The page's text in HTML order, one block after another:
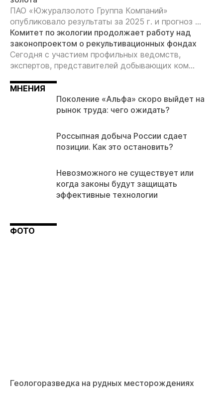
ПАО «Южуралзолото Группа Компаний»
опубликовало результаты за 2025 г. и прогноз ...
Комитет по экологии продолжает работу над
законопроектом о рекультивационных фондах
Сегодня с участием профильных ведомств,
экспертов, представителей добывающих ком...
МНЕНИЯ
Поколение «Альфа» скоро выйдет на
рынок труда: чего ожидать?
Россыпная добыча России сдает
позиции. Как это остановить?
Невозможного не существует или
когда законы будут защищать
эффективные технологии
ФОТО
Геологоразведка на рудных месторождениях